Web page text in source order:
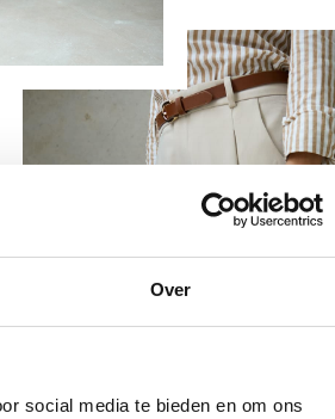
Over
social media te bieden en om ons